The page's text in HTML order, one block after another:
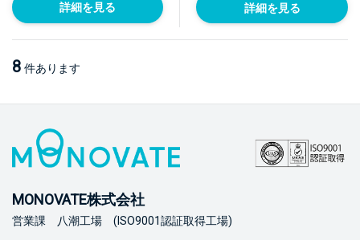
詳細を見る 詳細を見る
8 件あります
MONOVATE株式会社
営業課 八潮工場 (ISO9001認証取得工場)